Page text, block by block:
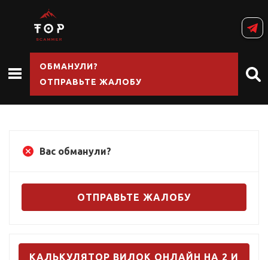
ОБМАНУЛИ?
ОТПРАВЬТЕ ЖАЛОБУ
Вас обманули?
ОТПРАВЬТЕ ЖАЛОБУ
КАЛЬКУЛЯТОР ВИЛОК ОНЛАЙН НА 2 И